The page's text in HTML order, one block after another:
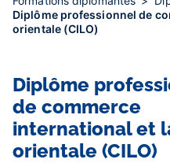
Diplôme professionnel de
orientale (CILO)
Diplôme
de commerce
international et
orientale (CILO)